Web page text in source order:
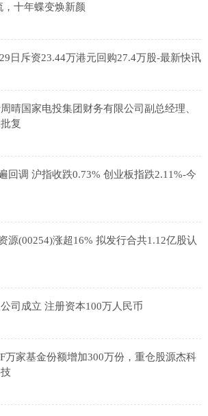
十年蝶变焕新颜
日斥资23.44万港元回购27.4万股-最新快讯
晴国家电投集团财务有限公司副总经理、
复
回调 沪指收跌0.73% 创业板指跌2.11%-今
源(00254)涨超16% 拟发行合共1.12亿股认
司成立 注册资本100万人民币
万家基金份额增加300万份，重仓股源杰科